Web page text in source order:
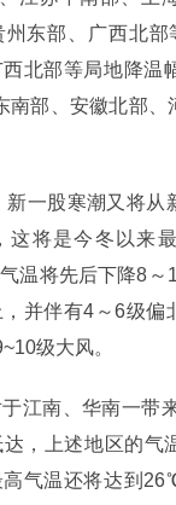
州东部、广西北
北部等局地降温
部、安徽北部、
新一股寒潮又将从
这将是今冬以来
温将先后下降8
并伴有4～6级偏
级大风。
江南、华南一带
，上述地区的气
高气温还将达到